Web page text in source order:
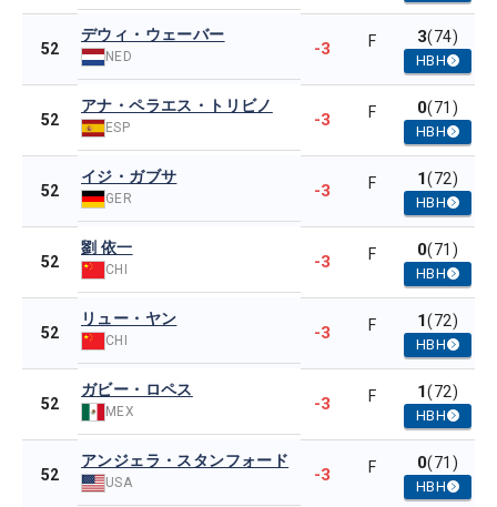
52
デウィ・ウェーバー
NED -3 F 3(74)
HBH
52
アナ・ペラエス・トリビノ
ESP -3 F 0(71)
HBH
52
イジ・ガブサ
GER -3 F 1(72)
HBH
52
劉 依一
CHI -3 F 0(71)
HBH
52
リュー・ヤン
CHI -3 F 1(72)
HBH
52
ガビー・ロペス
MEX -3 F 1(72)
HBH
52
アンジェラ・スタンフォード
USA -3 F 0(71)
HBH